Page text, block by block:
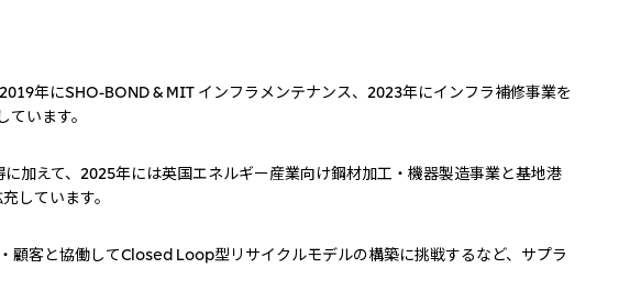
年にSHO-BOND & MIT インフラメンテナンス、2023年にインフラ補修事業を
います。
加えて、2025年には英国エネルギー産業向け鋼材加工・機器製造事業と基地港
しています。
客と協働してClosed Loop型リサイクルモデルの構築に挑戦するなど、サプラ